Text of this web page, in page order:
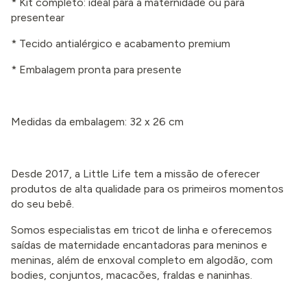
presentear
* Tecido antialérgico e acabamento premium
* Embalagem pronta para presente
Medidas da embalagem: 32 x 26 cm
Desde 2017, a Little Life tem a missão de oferecer
produtos de alta qualidade para os primeiros momentos
do seu bebê.
Somos especialistas em tricot de linha e oferecemos
saídas de maternidade encantadoras para meninos e
meninas, além de enxoval completo em algodão, com
bodies, conjuntos, macacões, fraldas e naninhas.